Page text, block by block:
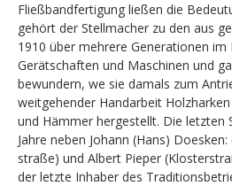
Fließbandfertigung ließen die
gehört der Stellmacher zu den aus
1910 über mehrere Generationen
Gerätschaften und Maschinen und
bewundern, we sie damals zum
weitgehender Handarbeit
und Hämmer hergestellt. Die letzten
Jahre neben Johann (Hans)
straße) und Albert Pieper
der letzte Inhaber des